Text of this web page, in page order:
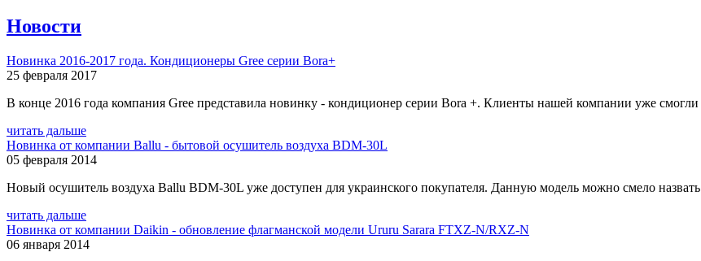
Новости
Новинка 2016-2017 года. Кондиционеры Gree серии Bora+
25 февраля 2017
В конце 2016 года компания Gree представила новинку - кондиционер серии Bora +. Клиенты нашей компании уже смогли
читать дальше
Новинка от компании Ballu - бытовой осушитель воздуха BDM-30L
05 февраля 2014
Новый осушитель воздуха Ballu BDM-30L уже доступен для украинского покупателя. Данную модель можно смело
читать дальше
Новинка от компании Daikin - обновление флагманской модели Ururu Sarara FTXZ-N/RXZ-N
06 января 2014